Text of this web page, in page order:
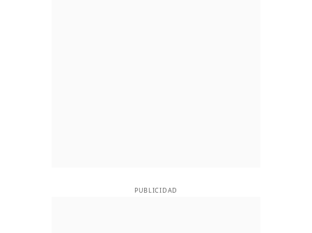
PUBLICIDAD